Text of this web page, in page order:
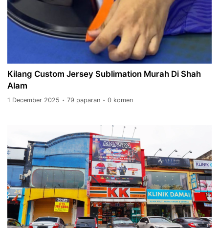
Kilang Custom Jersey Sublimation Murah Di Shah
Alam
1 December 2025 • 79 paparan • 0 komen